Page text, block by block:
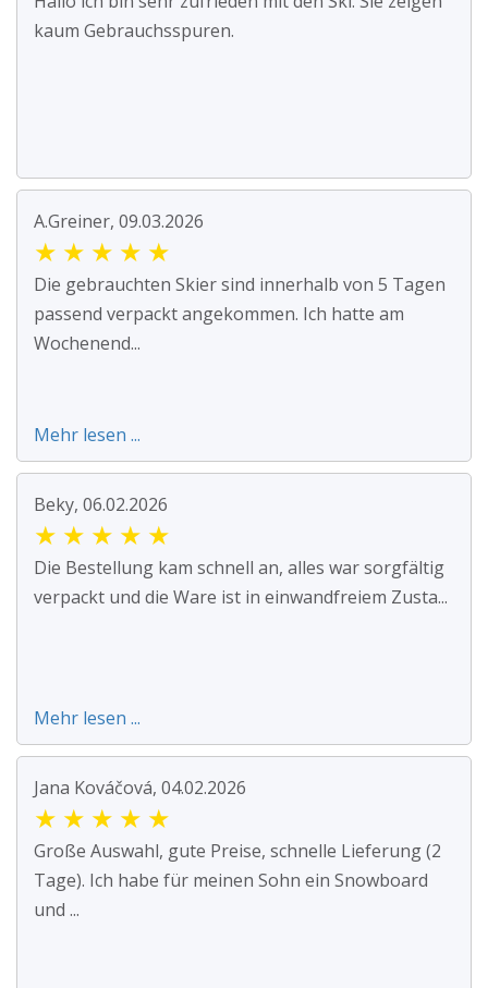
kaum Gebrauchsspuren.
A.Greiner, 09.03.2026
★ ★ ★ ★ ★
Die gebrauchten Skier sind innerhalb von 5 Tagen
passend verpackt angekommen. Ich hatte am
Wochenend...
Mehr lesen ...
Beky, 06.02.2026
★ ★ ★ ★ ★
Die Bestellung kam schnell an, alles war sorgfältig
verpackt und die Ware ist in einwandfreiem Zusta...
Mehr lesen ...
Jana Kováčová, 04.02.2026
★ ★ ★ ★ ★
Große Auswahl, gute Preise, schnelle Lieferung (2
Tage). Ich habe für meinen Sohn ein Snowboard
und ...